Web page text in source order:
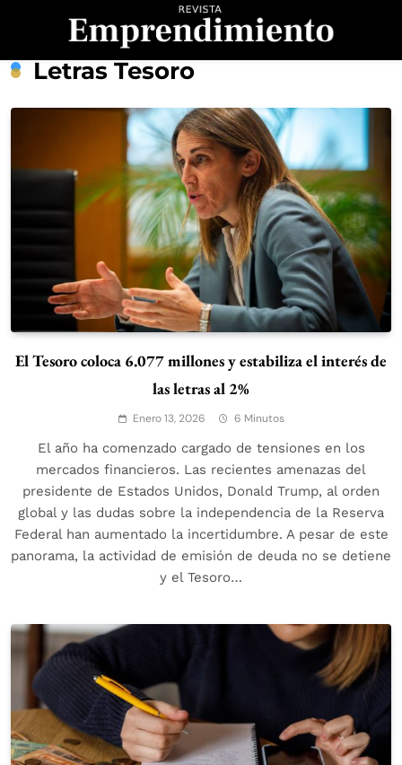
Revista
Emprendimiento
Letras Tesoro
El Tesoro coloca 6.077 millones y estabiliza el interés de
las letras al 2%
Enero 13, 2026 6 Minutos
El año ha comenzado cargado de tensiones en los
mercados financieros. Las recientes amenazas del
presidente de Estados Unidos, Donald Trump, al orden
global y las dudas sobre la independencia de la Reserva
Federal han aumentado la incertidumbre. A pesar de este
panorama, la actividad de emisión de deuda no se detiene
y el Tesoro…